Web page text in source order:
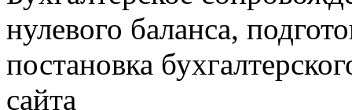
нулевого баланса,
постановка
сайта